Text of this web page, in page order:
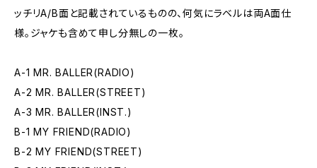
ッチリA/B面と記載されているものの、何気にラベルは両A面仕
様。ジャケも含めて申し分無しの一枚。
A-1 MR. BALLER(RADIO)
A-2 MR. BALLER(STREET)
A-3 MR. BALLER(INST.)
B-1 MY FRIEND(RADIO)
B-2 MY FRIEND(STREET)